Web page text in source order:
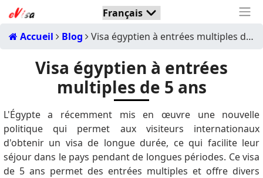
Accueil Blog Visa égyptien à entrées multiples de 5 ans
Visa égyptien à entrées
multiples de 5 ans
L'Égypte a récemment mis en œuvre une nouvelle
politique qui permet aux visiteurs internationaux
d'obtenir un visa de longue durée, ce qui facilite leur
séjour dans le pays pendant de longues périodes. Ce visa
de 5 ans permet des entrées multiples et offre divers